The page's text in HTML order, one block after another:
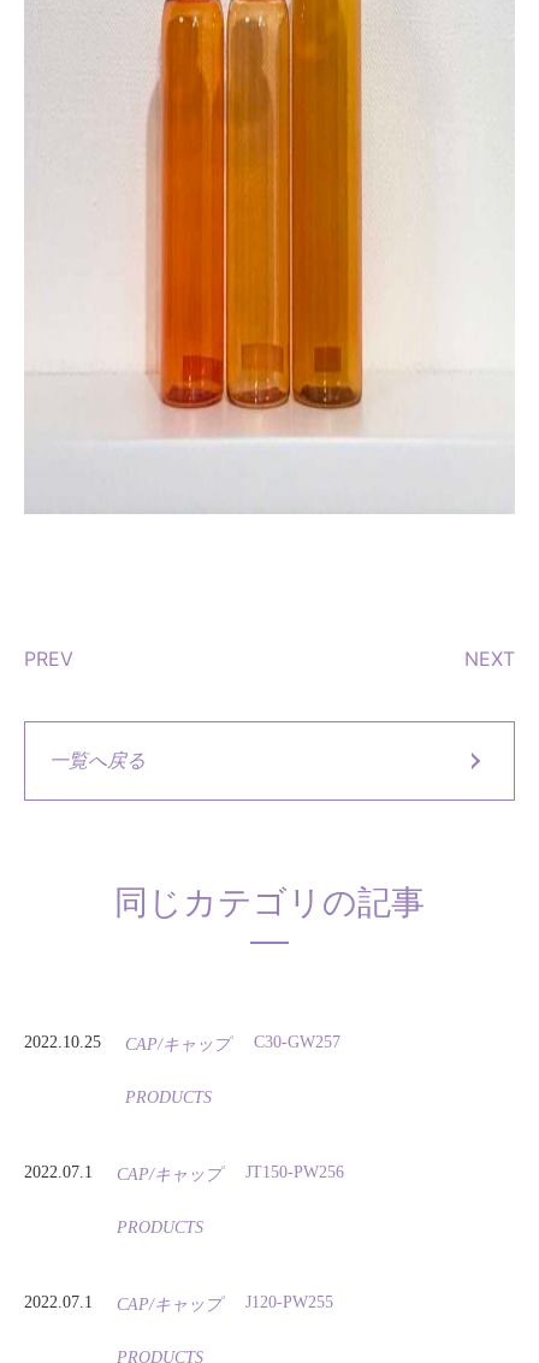
PREV NEXT
一覧へ戻る
同じカテゴリの記事
2022.10.25 CAP/キャップ
PRODUCTS
C30-GW257
2022.07.1 CAP/キャップ
PRODUCTS
JT150-PW256
2022.07.1 CAP/キャップ
PRODUCTS
J120-PW255